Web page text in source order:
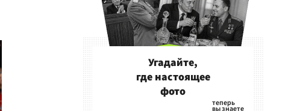
Угадайте,
где настоящее
фото